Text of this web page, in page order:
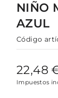
NIÑO
AZUL
Código
22,48
Impuestos